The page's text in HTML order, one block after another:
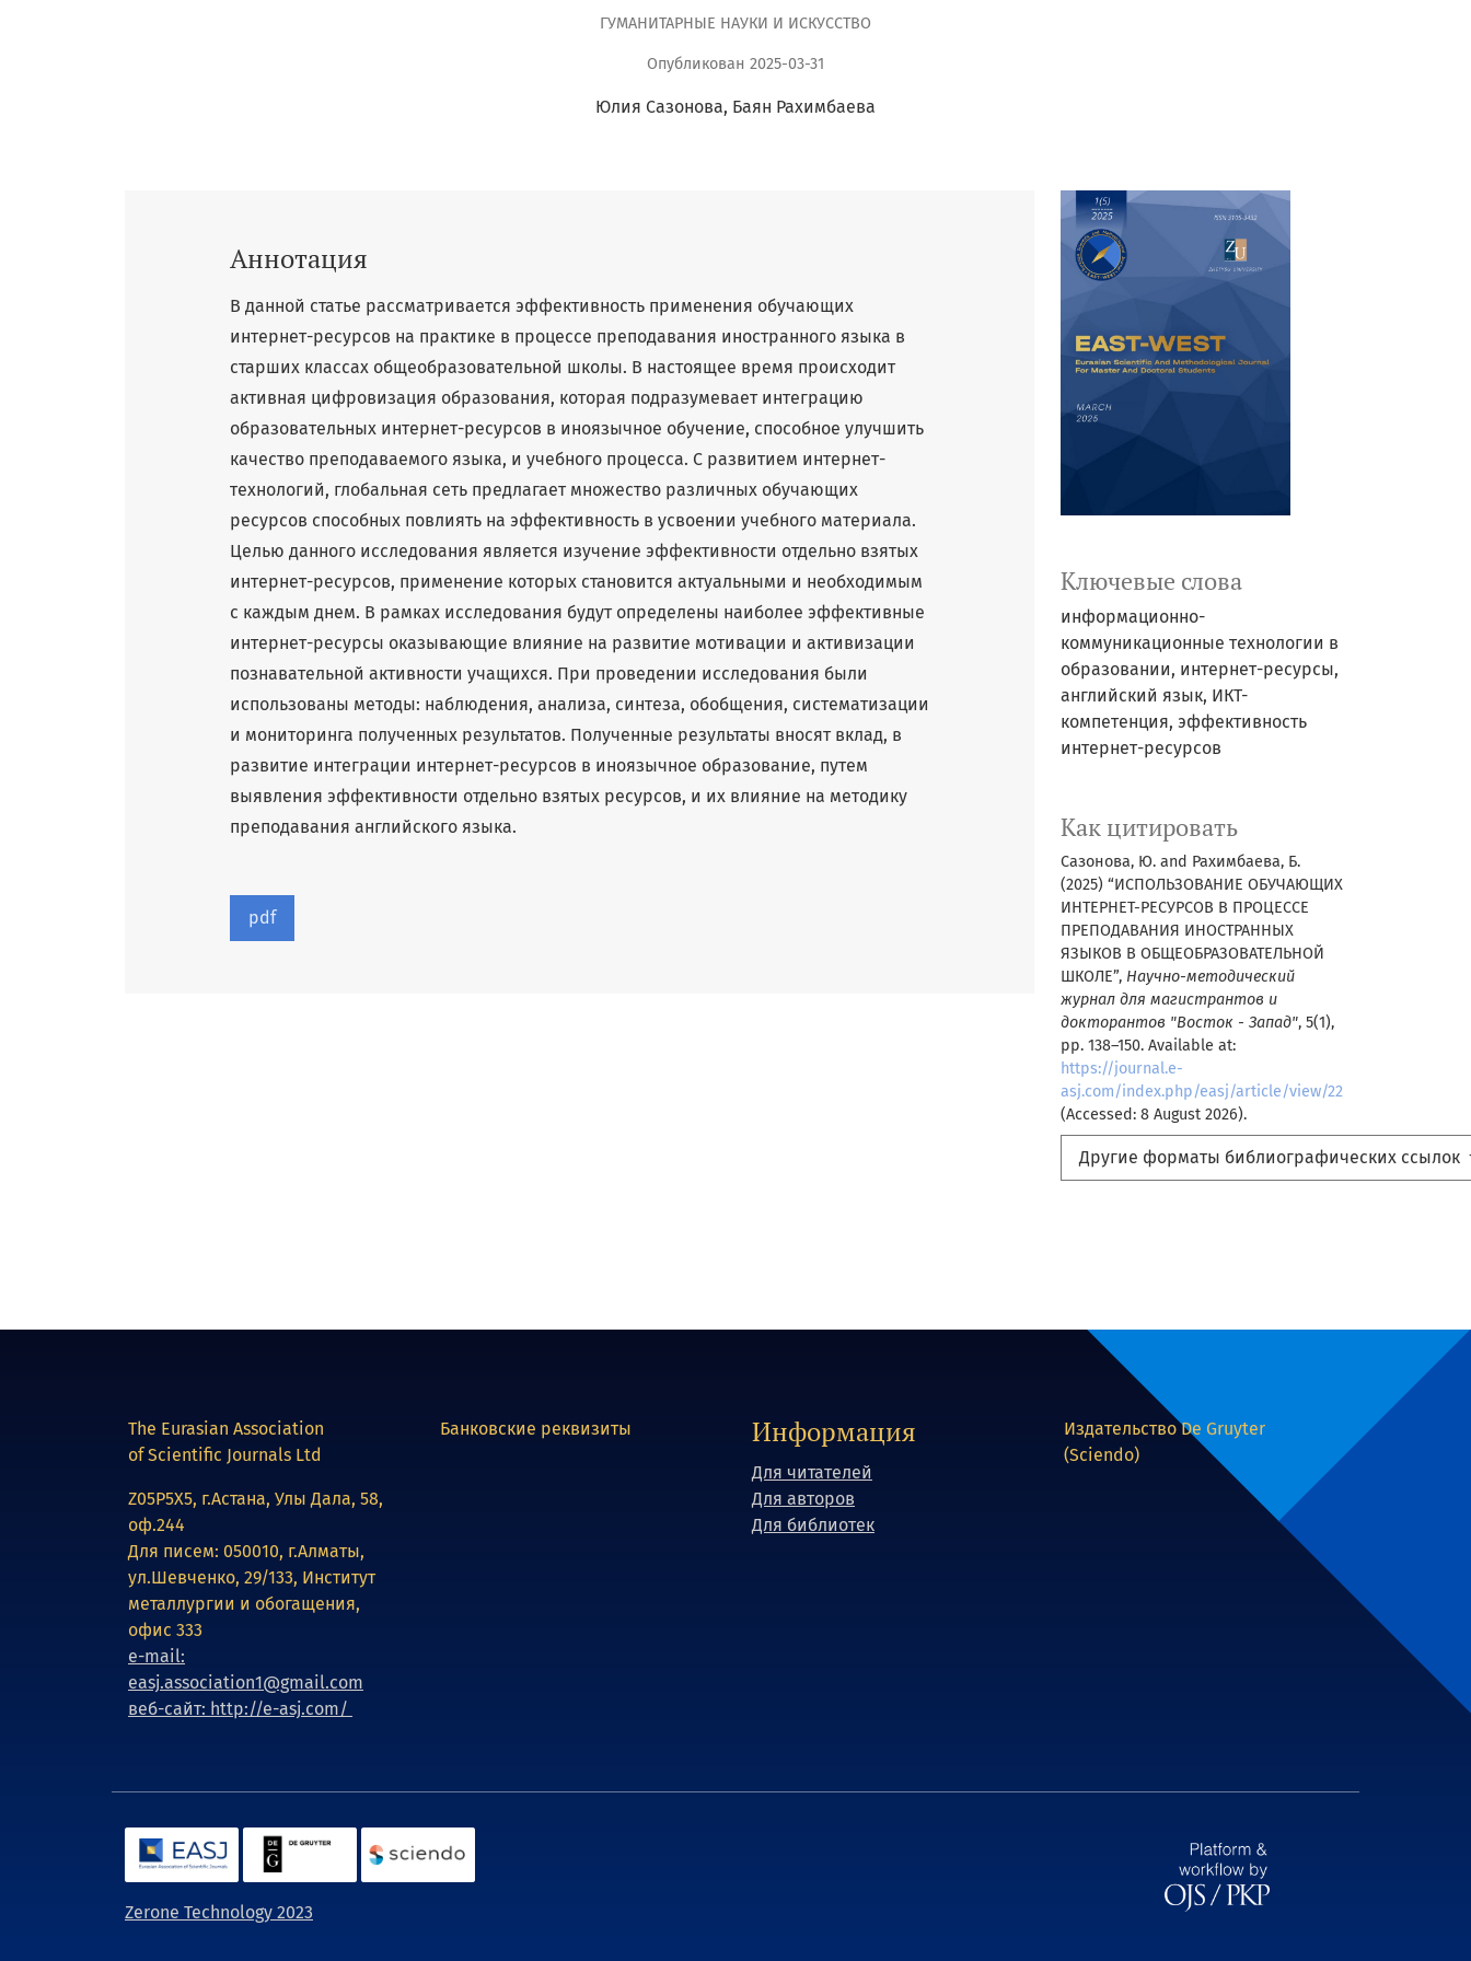
ГУМАНИТАРНЫЕ НАУКИ И ИСКУССТВО
Опубликован 2025-03-31
Юлия Сазонова Баян Рахимбаева
Ключевые слова
информационно-
коммуникационные технологии в
образовании, интернет-ресурсы,
английский язык, ИКТ-
компетенция, эффективность
интернет-ресурсов
Как цитировать
Сазонова, Ю. and Рахимбаева, Б.
(2025) “ИСПОЛЬЗОВАНИЕ ОБУЧАЮЩИХ
ИНТЕРНЕТ-РЕСУРСОВ В ПРОЦЕССЕ
ПРЕПОДАВАНИЯ ИНОСТРАННЫХ
ЯЗЫКОВ В ОБЩЕОБРАЗОВАТЕЛЬНОЙ
ШКОЛЕ”, Научно-методический
журнал для магистрантов и
докторантов "Восток - Запад", 5(1),
pp. 138–150. Available at:
https://journal.e-
asj.com/index.php/easj/article/view/22
(Accessed: 8 August 2026).
Другие форматы библиографических ссылок
Аннотация
В данной статье рассматривается эффективность применения обучающих
интернет-ресурсов на практике в процессе преподавания иностранного языка в
старших классах общеобразовательной школы. В настоящее время происходит
активная цифровизация образования, которая подразумевает интеграцию
образовательных интернет-ресурсов в иноязычное обучение, способное улучшить
качество преподаваемого языка, и учебного процесса. С развитием интернет-
технологий, глобальная сеть предлагает множество различных обучающих
ресурсов способных повлиять на эффективность в усвоении учебного материала.
Целью данного исследования является изучение эффективности отдельно взятых
интернет-ресурсов, применение которых становится актуальными и необходимым
с каждым днем. В рамках исследования будут определены наиболее эффективные
интернет-ресурсы оказывающие влияние на развитие мотивации и активизации
познавательной активности учащихся. При проведении исследования были
использованы методы: наблюдения, анализа, синтеза, обобщения, систематизации
и мониторинга полученных результатов. Полученные результаты вносят вклад, в
развитие интеграции интернет-ресурсов в иноязычное образование, путем
выявления эффективности отдельно взятых ресурсов, и их влияние на методику
преподавания английского языка.
pdf
The Eurasian Association
of Scientific Journals Ltd
Z05P5X5, г.Астана, Улы Дала, 58,
оф.244
Для писем: 050010, г.Алматы,
ул.Шевченко, 29/133, Институт
металлургии и обогащения,
офис 333
e-mail:
easj.association1@gmail.com
веб-сайт: http://e-asj.com/
Банковские реквизиты Информация
Для читателей
Для авторов
Для библиотек
Издательство De Gruyter
(Sciendo)
Zerone Technology 2023